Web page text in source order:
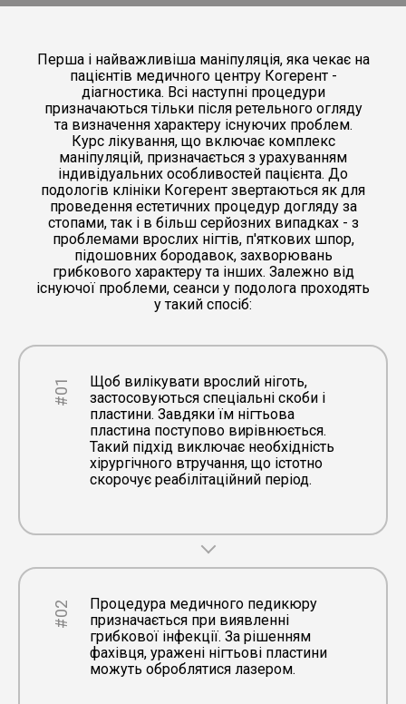
Перша і найважливіша маніпуляція, яка чекає на
пацієнтів медичного центру Когерент -
діагностика. Всі наступні процедури
призначаються тільки після ретельного огляду
та визначення характеру існуючих проблем.
Курс лікування, що включає комплекс
маніпуляцій, призначається з урахуванням
індивідуальних особливостей пацієнта. До
подологів клініки Когерент звертаються як для
проведення естетичних процедур догляду за
стопами, так і в більш серйозних випадках - з
проблемами врослих нігтів, п'яткових шпор,
підошовних бородавок, захворювань
грибкового характеру та інших. Залежно від
існуючої проблеми, сеанси у подолога проходять
у такий спосіб:
#01
Щоб вилікувати врослий ніготь,
застосовуються спеціальні скоби і
пластини. Завдяки їм нігтьова
пластина поступово вирівнюється.
Такий підхід виключає необхідність
хірургічного втручання, що істотно
скорочує реабілітаційний період.
#02
Процедура медичного педикюру
призначається при виявленні
грибкової інфекції. За рішенням
фахівця, уражені нігтьові пластини
можуть оброблятися лазером.